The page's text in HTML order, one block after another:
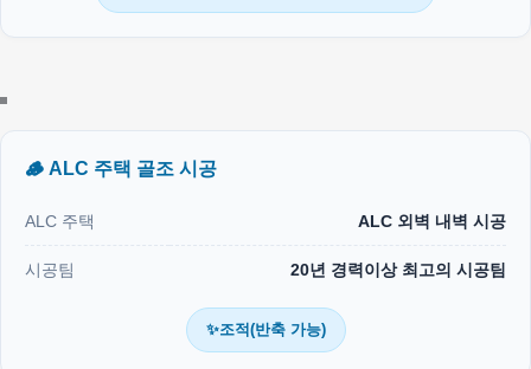
🪵 ALC 주택 골조 시공
ALC 주택 ALC 외벽 내벽 시공
시공팀 20년 경력이상 최고의 시공팀
✨조적(반축 가능)